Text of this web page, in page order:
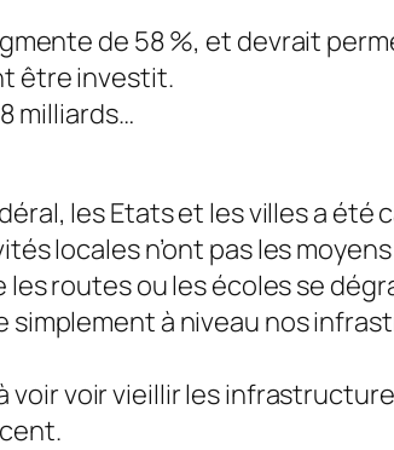
de 58 %, et devrait
être investit.
milliards…
les Etats et les villes a été
locales n’ont pas les
routes ou les écoles se
simplement à niveau nos
voir voir vieillir les